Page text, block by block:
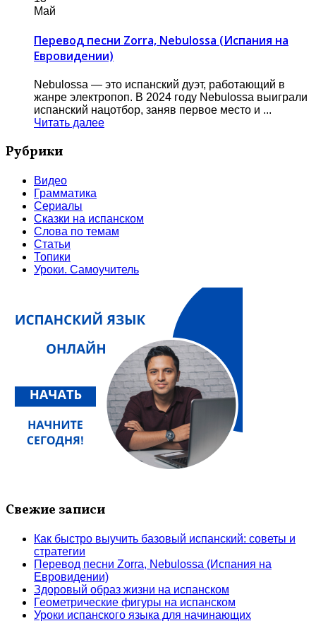
Май
Перевод песни Zorra, Nebulossa (Испания на
Евровидении)
Nebulossa — это испанский дуэт, работающий в
жанре электропоп. В 2024 году Nebulossa выиграли
испанский нацотбор, заняв первое место и ...
Читать далее
Рубрики
Видео
Грамматика
Сериалы
Сказки на испанском
Слова по темам
Статьи
Топики
Уроки. Самоучитель
Свежие записи
Как быстро выучить базовый испанский: советы и
стратегии
Перевод песни Zorra, Nebulossa (Испания на
Евровидении)
Здоровый образ жизни на испанском
Геометрические фигуры на испанском
Уроки испанского языка для начинающих